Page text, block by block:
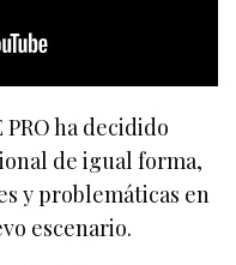
PRO ha decidido
de igual forma,
y problemáticas en
escenario.